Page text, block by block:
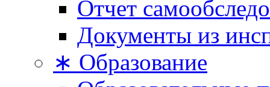
Отчет
Документы из
∗ Образование